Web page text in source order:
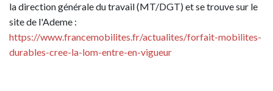
la direction générale du travail (MT/DGT) et se trouve sur le
site de l'Ademe :
https://www.francemobilites.fr/actualites/forfait-mobilites-
durables-cree-la-lom-entre-en-vigueur